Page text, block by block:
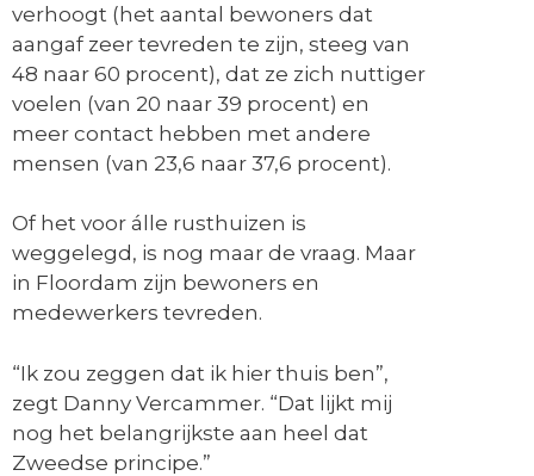
verhoogt (het aantal bewoners dat
aangaf zeer tevreden te zijn, steeg van
48 naar 60 procent), dat ze zich nuttiger
voelen (van 20 naar 39 procent) en
meer contact hebben met andere
mensen (van 23,6 naar 37,6 procent).
Of het voor álle rusthuizen is
weggelegd, is nog maar de vraag. Maar
in Floordam zijn bewoners en
medewerkers tevreden.
“Ik zou zeggen dat ik hier thuis ben”,
zegt Danny Vercammer. “Dat lijkt mij
nog het belangrijkste aan heel dat
Zweedse principe.”